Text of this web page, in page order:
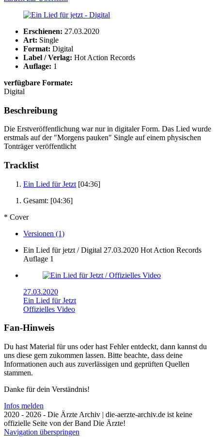
Erschienen: 27.03.2020
Art: Single
Format: Digital
Label / Verlag: Hot Action Records
Auflage: 1
verfügbare Formate:
Digital
Beschreibung
Die Erstveröffentlichung war nur in digitaler Form. Das Lied wurde
erstmals auf der "Morgens pauken" Single auf einem physischen
Tonträger veröffentlicht
Tracklist
Ein Lied für Jetzt [04:36]
Gesamt: [04:36]
* Cover
Versionen (1)
Ein Lied für jetzt / Digital 27.03.2020 Hot Action Records
Auflage 1
27.03.2020
Ein Lied für Jetzt
Offizielles Video
Fan-Hinweis
Du hast Material für uns oder hast Fehler entdeckt, dann kannst du
uns diese gern zukommen lassen. Bitte beachte, dass deine
Informationen auch aus zuverlässigen und geprüften Quellen
stammen.
Danke für dein Verständnis!
Infos melden
2020 - 2026 - Die Ärzte Archiv | die-aerzte-archiv.de ist keine
offizielle Seite von der Band Die Ärzte!
Navigation überspringen